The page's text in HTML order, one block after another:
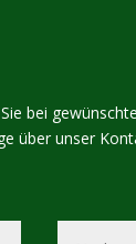
bei
über unser